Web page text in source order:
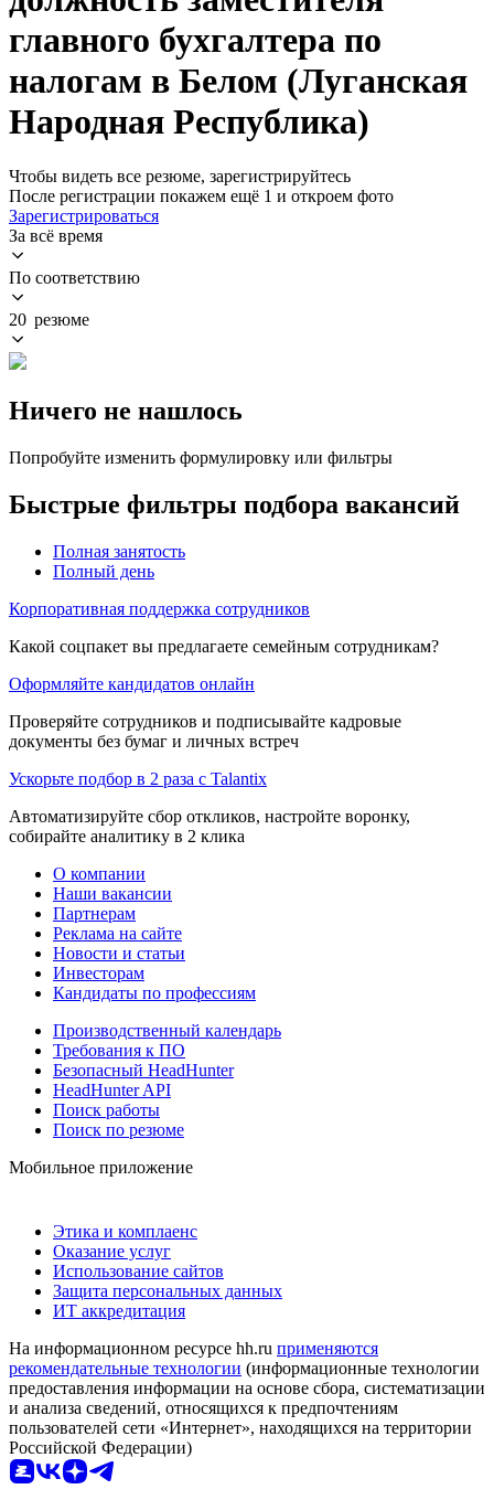
главного бухгалтера по
налогам в Белом (Луганская
Народная Республика)
Чтобы видеть все резюме, зарегистрируйтесь
После регистрации покажем ещё 1 и откроем фото
Зарегистрироваться
За всё время
По соответствию
20 резюме
Ничего не нашлось
Попробуйте изменить формулировку или фильтры
Быстрые фильтры подбора вакансий
Полная занятость
Полный день
Корпоративная поддержка сотрудников
Какой соцпакет вы предлагаете семейным сотрудникам?
Оформляйте кандидатов онлайн
Проверяйте сотрудников и подписывайте кадровые
документы без бумаг и личных встреч
Ускорьте подбор в 2 раза с Talantix
Автоматизируйте сбор откликов, настройте воронку,
собирайте аналитику в 2 клика
О компании
Наши вакансии
Партнерам
Реклама на сайте
Новости и статьи
Инвесторам
Кандидаты по профессиям
Производственный календарь
Требования к ПО
Безопасный HeadHunter
HeadHunter API
Поиск работы
Поиск по резюме
Мобильное приложение
Этика и комплаенс
Оказание услуг
Использование сайтов
Защита персональных данных
ИТ аккредитация
На информационном ресурсе hh.ru применяются
рекомендательные технологии (информационные технологии
предоставления информации на основе сбора, систематизации
и анализа сведений, относящихся к предпочтениям
пользователей сети «Интернет», находящихся на территории
Российской Федерации)